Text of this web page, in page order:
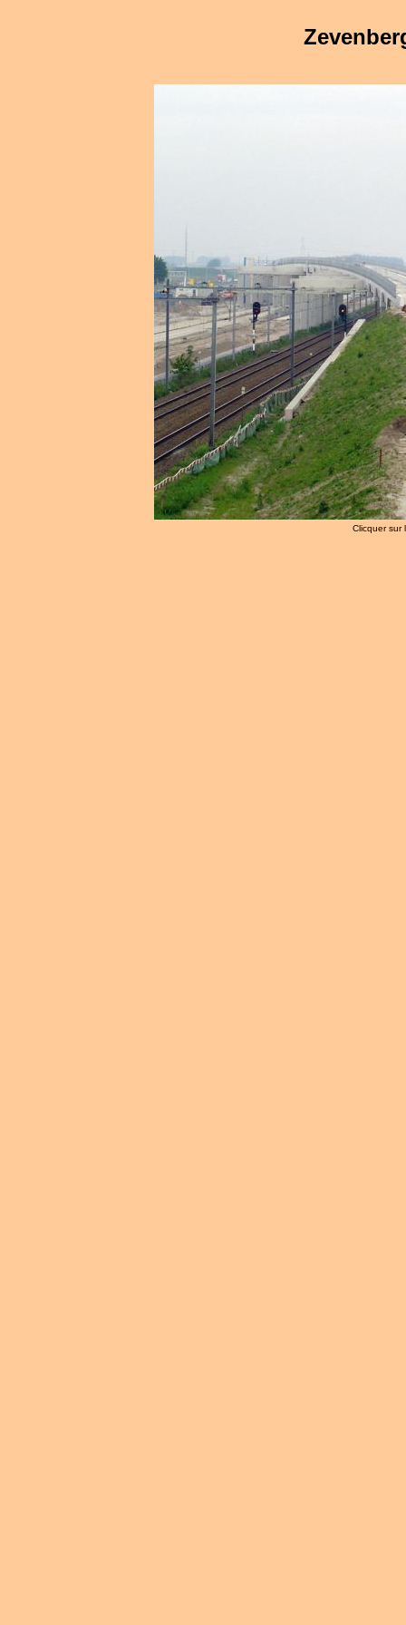
Clicquer sur